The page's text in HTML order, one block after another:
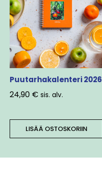
Puutarhakalenteri 2026
24,90 € sis. alv.
LISÄÄ OSTOSKORIIN